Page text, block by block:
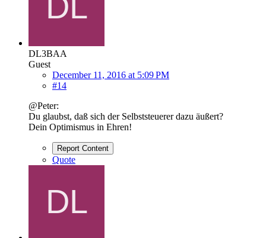
DL3BAA
Guest
December 11, 2016 at 5:09 PM
#14
@Peter:
Du glaubst, daß sich der Selbststeuerer dazu äußert?
Dein Optimismus in Ehren!
Report Content
Quote